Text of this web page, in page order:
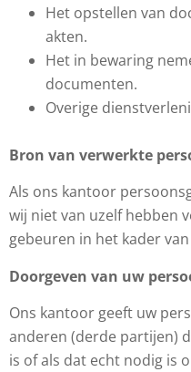
Het opstellen van
akten.
Het in bewaring
documenten.
Overige
Bron van verwerkte
Als ons kantoor
wij niet van uzelf hebben
gebeuren in het kader
Doorgeven van uw
Ons kantoor geeft uw
anderen (derde partijen)
is of als dat echt nodig is